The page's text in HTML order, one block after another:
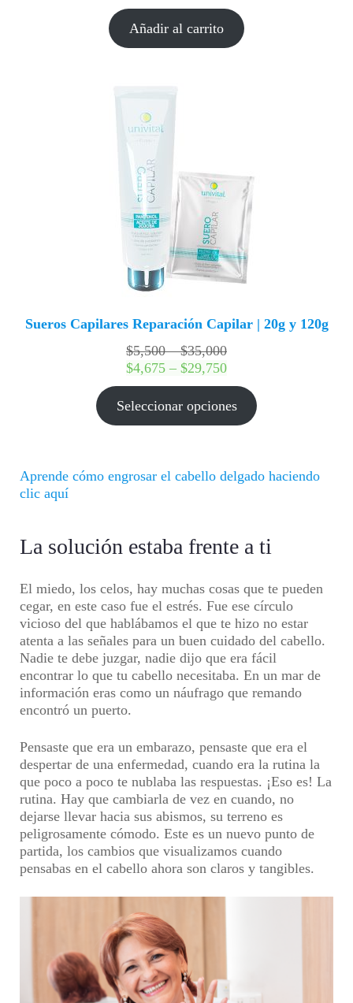
Añadir al carrito
Sueros Capilares Reparación Capilar | 20g y 120g
$5,500 – $35,000Rango
de
precios:
desde
$5,500
$4,675 – $29,750Rango
de
precios:
desde
$29,750
Seleccionar opciones
Aprende cómo engrosar el cabello delgado haciendo
clic aquí
La solución estaba frente a ti
El miedo, los celos, hay muchas cosas que te pueden
cegar, en este caso fue el estrés. Fue ese círculo
vicioso del que hablábamos el que te hizo no estar
atenta a las señales para un buen cuidado del cabello.
Nadie te debe juzgar, nadie dijo que era fácil
encontrar lo que tu cabello necesitaba. En un mar de
información eras como un náufrago que remando
encontró un puerto.
Pensaste que era un embarazo, pensaste que era el
despertar de una enfermedad, cuando era la rutina la
que poco a poco te nublaba las respuestas. ¡Eso es! La
rutina. Hay que cambiarla de vez en cuando, no
dejarse llevar hacia sus abismos, su terreno es
peligrosamente cómodo. Este es un nuevo punto de
partida, los cambios que visualizamos cuando
pensabas en el cabello ahora son claros y tangibles.